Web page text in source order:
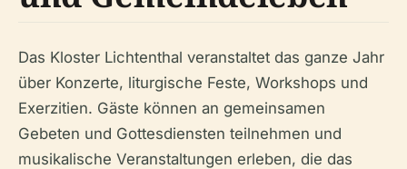
Das Kloster Lichtenthal veranstaltet das ganze Jahr
über Konzerte, liturgische Feste, Workshops und
Exerzitien. Gäste können an gemeinsamen
Gebeten und Gottesdiensten teilnehmen und
musikalische Veranstaltungen erleben, die das